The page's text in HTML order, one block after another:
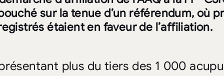
sur la tenue d’un référendum, où
étaient en faveur de l’affiliation.
plus du tiers des 1 000